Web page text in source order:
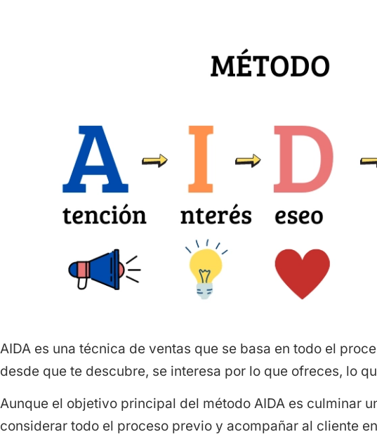
AIDA es una técnica de ventas que se basa en todo el
desde que te descubre, se interesa por lo que ofreces, lo
Aunque el objetivo principal del método AIDA es culminar
considerar todo el proceso previo y acompañar al cliente